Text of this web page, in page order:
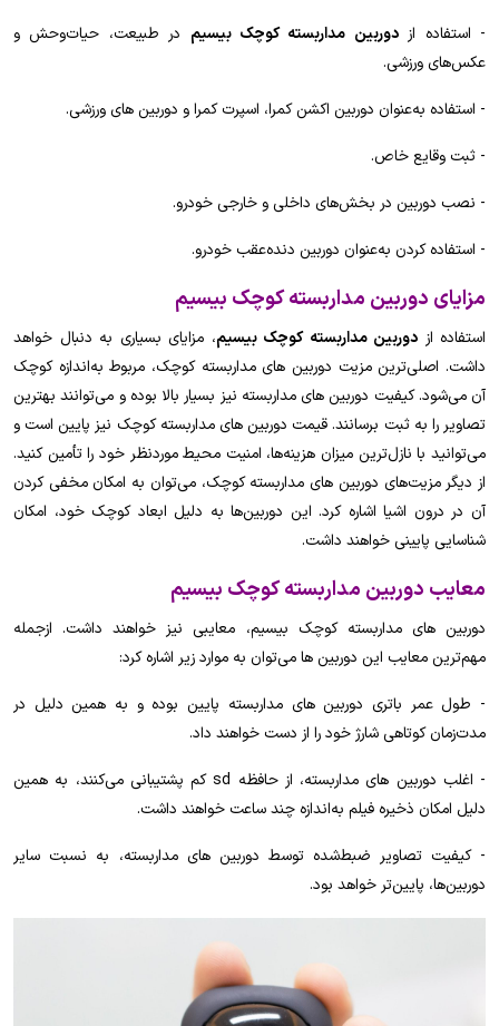
- استفاده ازدوربین مداربسته کوچک بیسیم در طبیعت، حیات‌وحش و
عکس‌های ورزشی.
- استفاده به‌عنوان دوربین اکشن کمرا، اسپرت کمرا و دوربین های ورزشی.
- ثبت وقایع خاص.
- نصب دوربین در بخش‌های داخلی و خارجی خودرو.
- استفاده کردن به‌عنوان دوربین دنده‌عقب خودرو.
مزایای دوربین مداربسته کوچک بیسیم
استفاده از دوربین مداربسته کوچک بیسیم، مزایای بسیاری به دنبال خواهد
داشت. اصلی‌ترین مزیت دوربین های مداربسته کوچک، مربوط به‌اندازه کوچک
آن می‌شود. کیفیت دوربین های مداربسته نیز بسیار بالا بوده و می‌توانند بهترین
تصاویر را به ثبت برسانند. قیمت دوربین های مداربسته کوچک نیز پایین است و
می‌توانید با نازل‌ترین میزان هزینه‌ها، امنیت محیط موردنظر خود را تأمین کنید.
از دیگر مزیت‌های دوربین های مداربسته کوچک، می‌توان به امکان مخفی کردن
آن در درون اشیا اشاره کرد. این دوربین‌ها به دلیل ابعاد کوچک خود، امکان
شناسایی پایینی خواهند داشت.
معایب دوربین مداربسته کوچک بیسیم
دوربین های مداربسته کوچک بیسیم، معایبی نیز خواهند داشت. ازجمله
مهم‌ترین معایب این دوربین ها می‌توان به موارد زیر اشاره کرد:
- طول عمر باتری دوربین های مداربسته پایین بوده و به همین دلیل در
مدت‌زمان کوتاهی شارژ خود را از دست خواهند داد.
- اغلب دوربین های مداربسته، از حافظه sd کم پشتیبانی می‌کنند، به همین
دلیل امکان ذخیره فیلم به‌اندازه چند ساعت خواهند داشت.
- کیفیت تصاویر ضبط‌شده توسط دوربین های مداربسته، به نسبت سایر
دوربین‌ها، پایین‌تر خواهد بود.